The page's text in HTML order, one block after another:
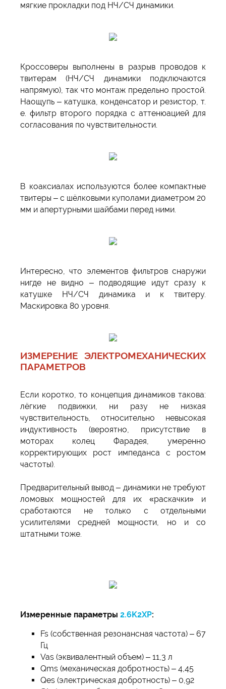
мягкие прокладки под НЧ/СЧ динамики.
Кроссоверы выполнены в разрыв проводов к
твитерам (НЧ/СЧ динамики подключаются
напрямую), так что монтаж предельно простой.
Наощупь – катушка, конденсатор и резистор, т.
е. фильтр второго порядка с аттенюацией для
согласования по чувствительности.
В коаксиалах используются более компактные
твитеры – с шёлковыми куполами диаметром 20
мм и апертурными шайбами перед ними.
Интересно, что элементов фильтров снаружи
нигде не видно – подводящие идут сразу к
катушке НЧ/СЧ динамика и к твитеру.
Маскировка 80 уровня.
ИЗМЕРЕНИЕ ЭЛЕКТРОМЕХАНИЧЕСКИХ
ПАРАМЕТРОВ
Если коротко, то концепция динамиков такова:
лёгкие подвижки, ни разу не низкая
чувствительность, относительно невысокая
индуктивность (вероятно, присутствие в
моторах колец Фарадея, умеренно
корректирующих рост импеданса с ростом
частоты).
Предварительный вывод – динамики не требуют
ломовых мощностей для их «раскачки» и
сработаются не только с отдельными
усилителями средней мощности, но и со
штатными тоже.
Измеренные параметры 2.6K2XP:
Fs (собственная резонансная частота) – 67
Гц
Vas (эквивалентный объем) – 11,3 л
Qms (механическая добротность) – 4,45
Qes (электрическая добротность) – 0,92